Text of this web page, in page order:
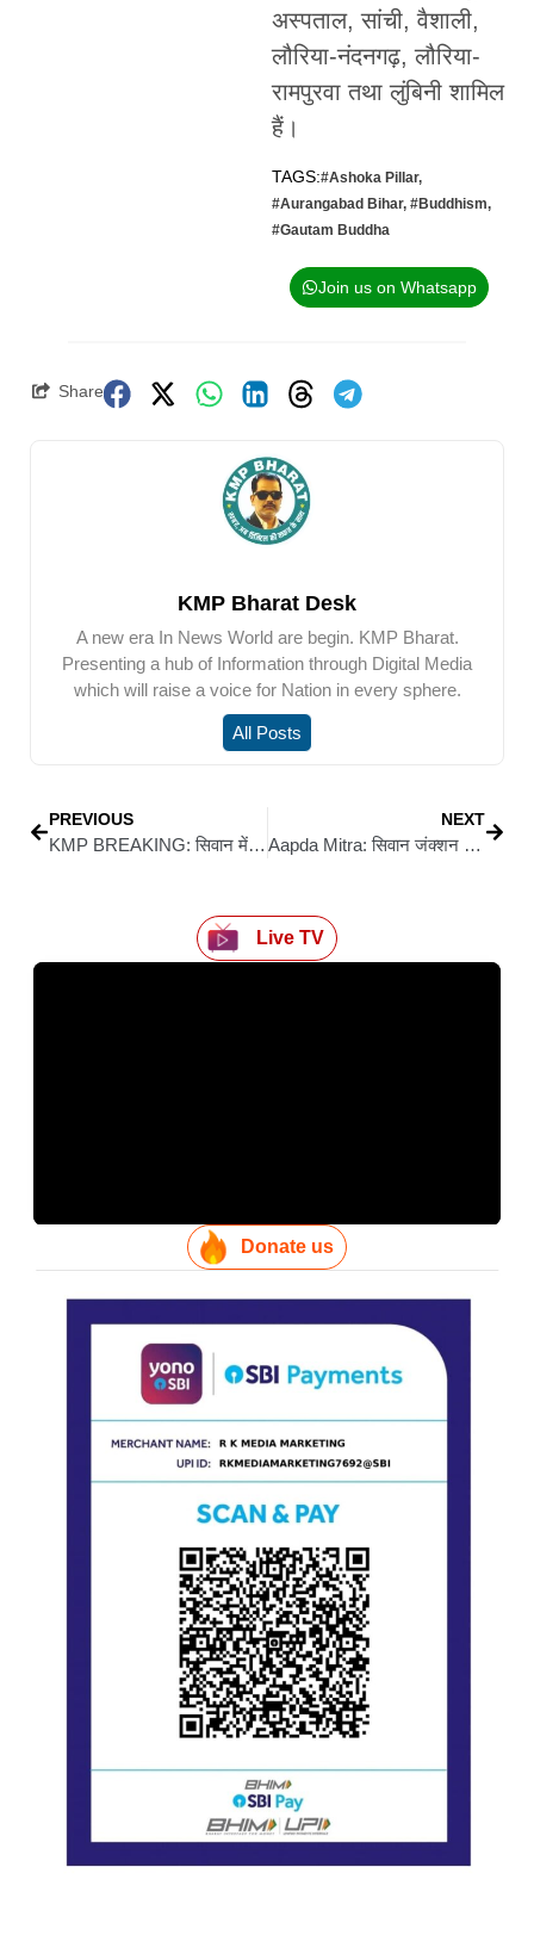
अस्पताल, सांची, वैशाली,
लौरिया-नंदनगढ़, लौरिया-
रामपुरवा तथा लुंबिनी शामिल
हैं।
TAGS:#Ashoka Pillar,
#Aurangabad Bihar, #Buddhism,
#Gautam Buddha
Join us on Whatsapp
Share
KMP Bharat Desk
A new era In News World are begin. KMP Bharat.
Presenting a hub of Information through Digital Media
which will raise a voice for Nation in every sphere.
All Posts
PREVIOUS
KMP BREAKING: सिवान में बड़ी प्रशासनिक कार्रवाई: मैरवा के 6 अवैध अस्पताल व डायग्नोस्टिक सेंटर सील
NEXT
Aapda Mitra: सिवान जंक्शन पर आपदा मित्रों को मिला मार्गदर्शन, भविष्य को लेकर उठे सवाल
Live TV
Donate us